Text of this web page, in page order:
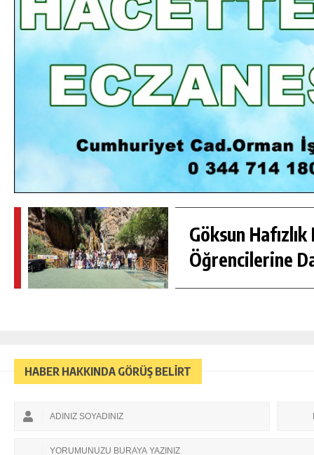
Göksun Hafızlık
Öğrencilerine
HABER HAKKINDA GÖRÜŞ BELİRT
GÜNLÜK HABER AKIŞI
GÖKSUN HAFIZLIK KIZ KUR’AN KURSU
ÖĞRENCILERINE DARENDE GEZISI.